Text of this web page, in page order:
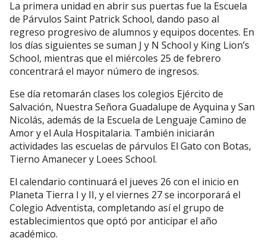
La primera unidad en abrir sus puertas fue la Escuela
de Párvulos Saint Patrick School, dando paso al
regreso progresivo de alumnos y equipos docentes. En
los días siguientes se suman J y N School y King Lion’s
School, mientras que el miércoles 25 de febrero
concentrará el mayor número de ingresos.
Ese día retomarán clases los colegios Ejército de
Salvación, Nuestra Señora Guadalupe de Ayquina y San
Nicolás, además de la Escuela de Lenguaje Camino de
Amor y el Aula Hospitalaria. También iniciarán
actividades las escuelas de párvulos El Gato con Botas,
Tierno Amanecer y Loees School.
El calendario continuará el jueves 26 con el inicio en
Planeta Tierra I y II, y el viernes 27 se incorporará el
Colegio Adventista, completando así el grupo de
establecimientos que optó por anticipar el año
académico.